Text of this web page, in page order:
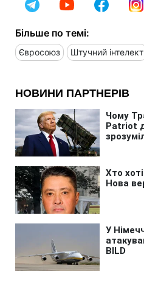
Більше по темі:
Євросоюз Штучний інтелект